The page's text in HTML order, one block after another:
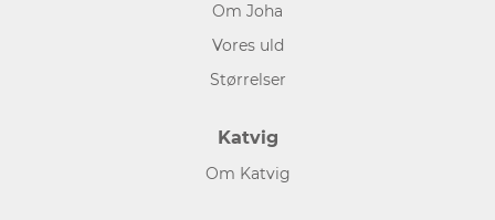
Om Joha
Vores uld
Størrelser
Katvig
Om Katvig